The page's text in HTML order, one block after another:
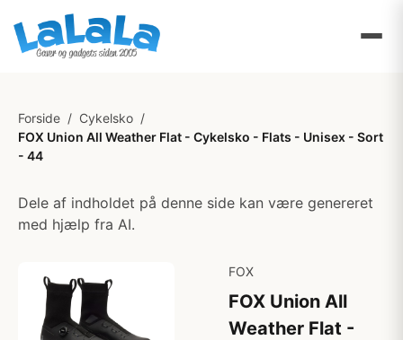
Forside / Cykelsko /
FOX Union All Weather Flat - Cykelsko - Flats - Unisex - Sort
- 44
Dele af indholdet på denne side kan være genereret
med hjælp fra AI.
FOX
FOX Union All
Weather Flat -